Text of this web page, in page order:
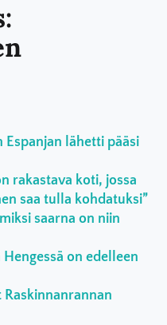
lähetti pääsi
rakastava koti, jossa
saa tulla kohdatuksi”
saarna on niin
on edelleen